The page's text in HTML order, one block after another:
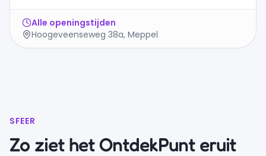
Alle openingstijden
Hoogeveenseweg 38a, Meppel
SFEER
Zo ziet het OntdekPunt eruit